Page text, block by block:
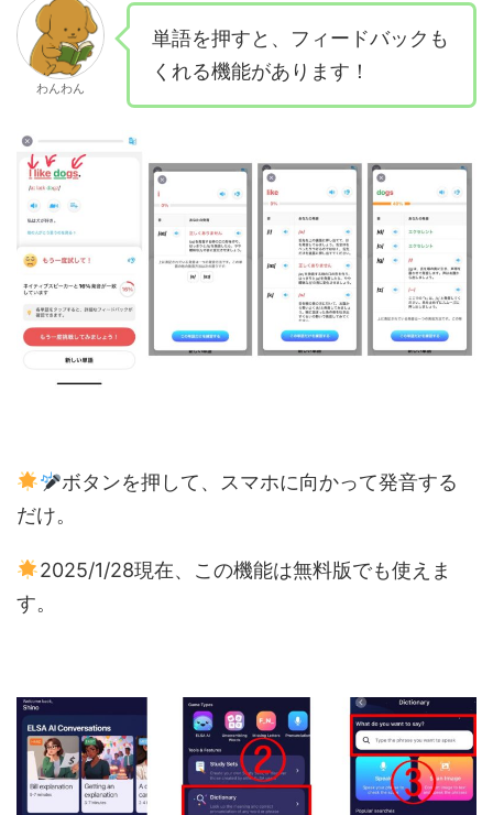
わんわん
単語を押すと、フィードバックも
くれる機能があります！
ボタンを押して、スマホに向かって発音する
だけ。
2025/1/28現在、この機能は無料版でも使えま
す。